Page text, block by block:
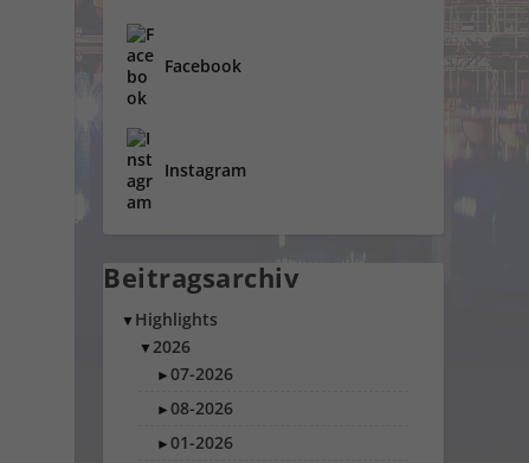
Facebook
Instagram
Beitragsarchiv
▼ Highlights
▼ 2026
►07-2026
►08-2026
►01-2026